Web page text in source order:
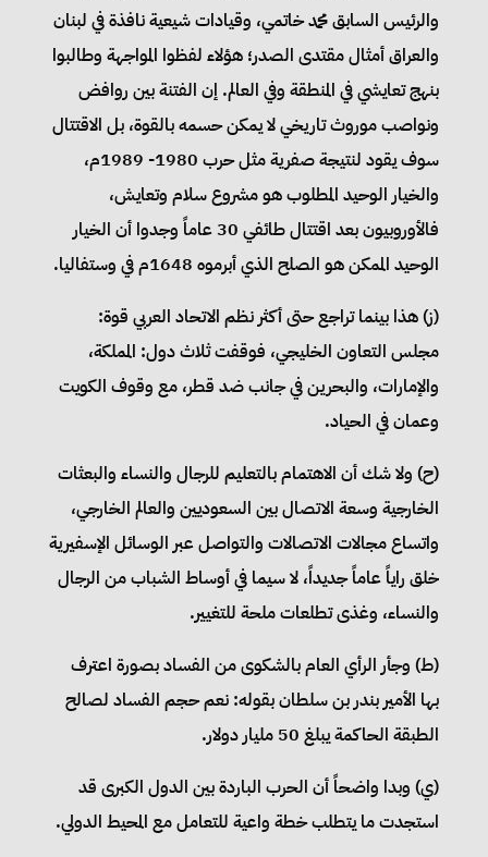
والرئيس السابق محمد خاتمي، وقيادات شيعية نافذة في لبنان
والعراق أمثال مقتدى الصدر؛ هؤلاء لفظوا المواجهة وطالبوا
بنهج تعايشي في المنطقة وفي العالم. إن الفتنة بين روافض
ونواصب موروث تاريخي لا يمكن حسمه بالقوة، بل الاقتتال
سوف يقود لنتيجة صفرية مثل حرب 1980- 1989م،
والخيار الوحيد المطلوب هو مشروع سلام وتعايش،
فالأوروبيون بعد اقتتال طائفي 30 عاماً وجدوا أن الخيار
الوحيد الممكن هو الصلح الذي أبرموه 1648م في وستفاليا.
(‌ز) هذا بينما تراجع حتى أكثر نظم الاتحاد العربي قوة:
مجلس التعاون الخليجي، فوقفت ثلاث دول: المملكة،
والإمارات، والبحرين في جانب ضد قطر، مع وقوف الكويت
وعمان في الحياد.
(‌ح) ولا شك أن الاهتمام بالتعليم للرجال والنساء والبعثات
الخارجية وسعة الاتصال بين السعوديين والعالم الخارجي،
واتساع مجالات الاتصالات والتواصل عبر الوسائل الإسفيرية
خلق راياً عاماً جديداً، لا سيما في أوساط الشباب من الرجال
والنساء، وغذى تطلعات ملحة للتغيير.
(‌ط) وجأر الرأي العام بالشكوى من الفساد بصورة اعترف
بها الأمير بندر بن سلطان بقوله: نعم حجم الفساد لصالح
الطبقة الحاكمة يبلغ 50 مليار دولار.
(‌ي) وبدا واضحاً أن الحرب الباردة بين الدول الكبرى قد
استجدت ما يتطلب خطة واعية للتعامل مع المحيط الدولي.